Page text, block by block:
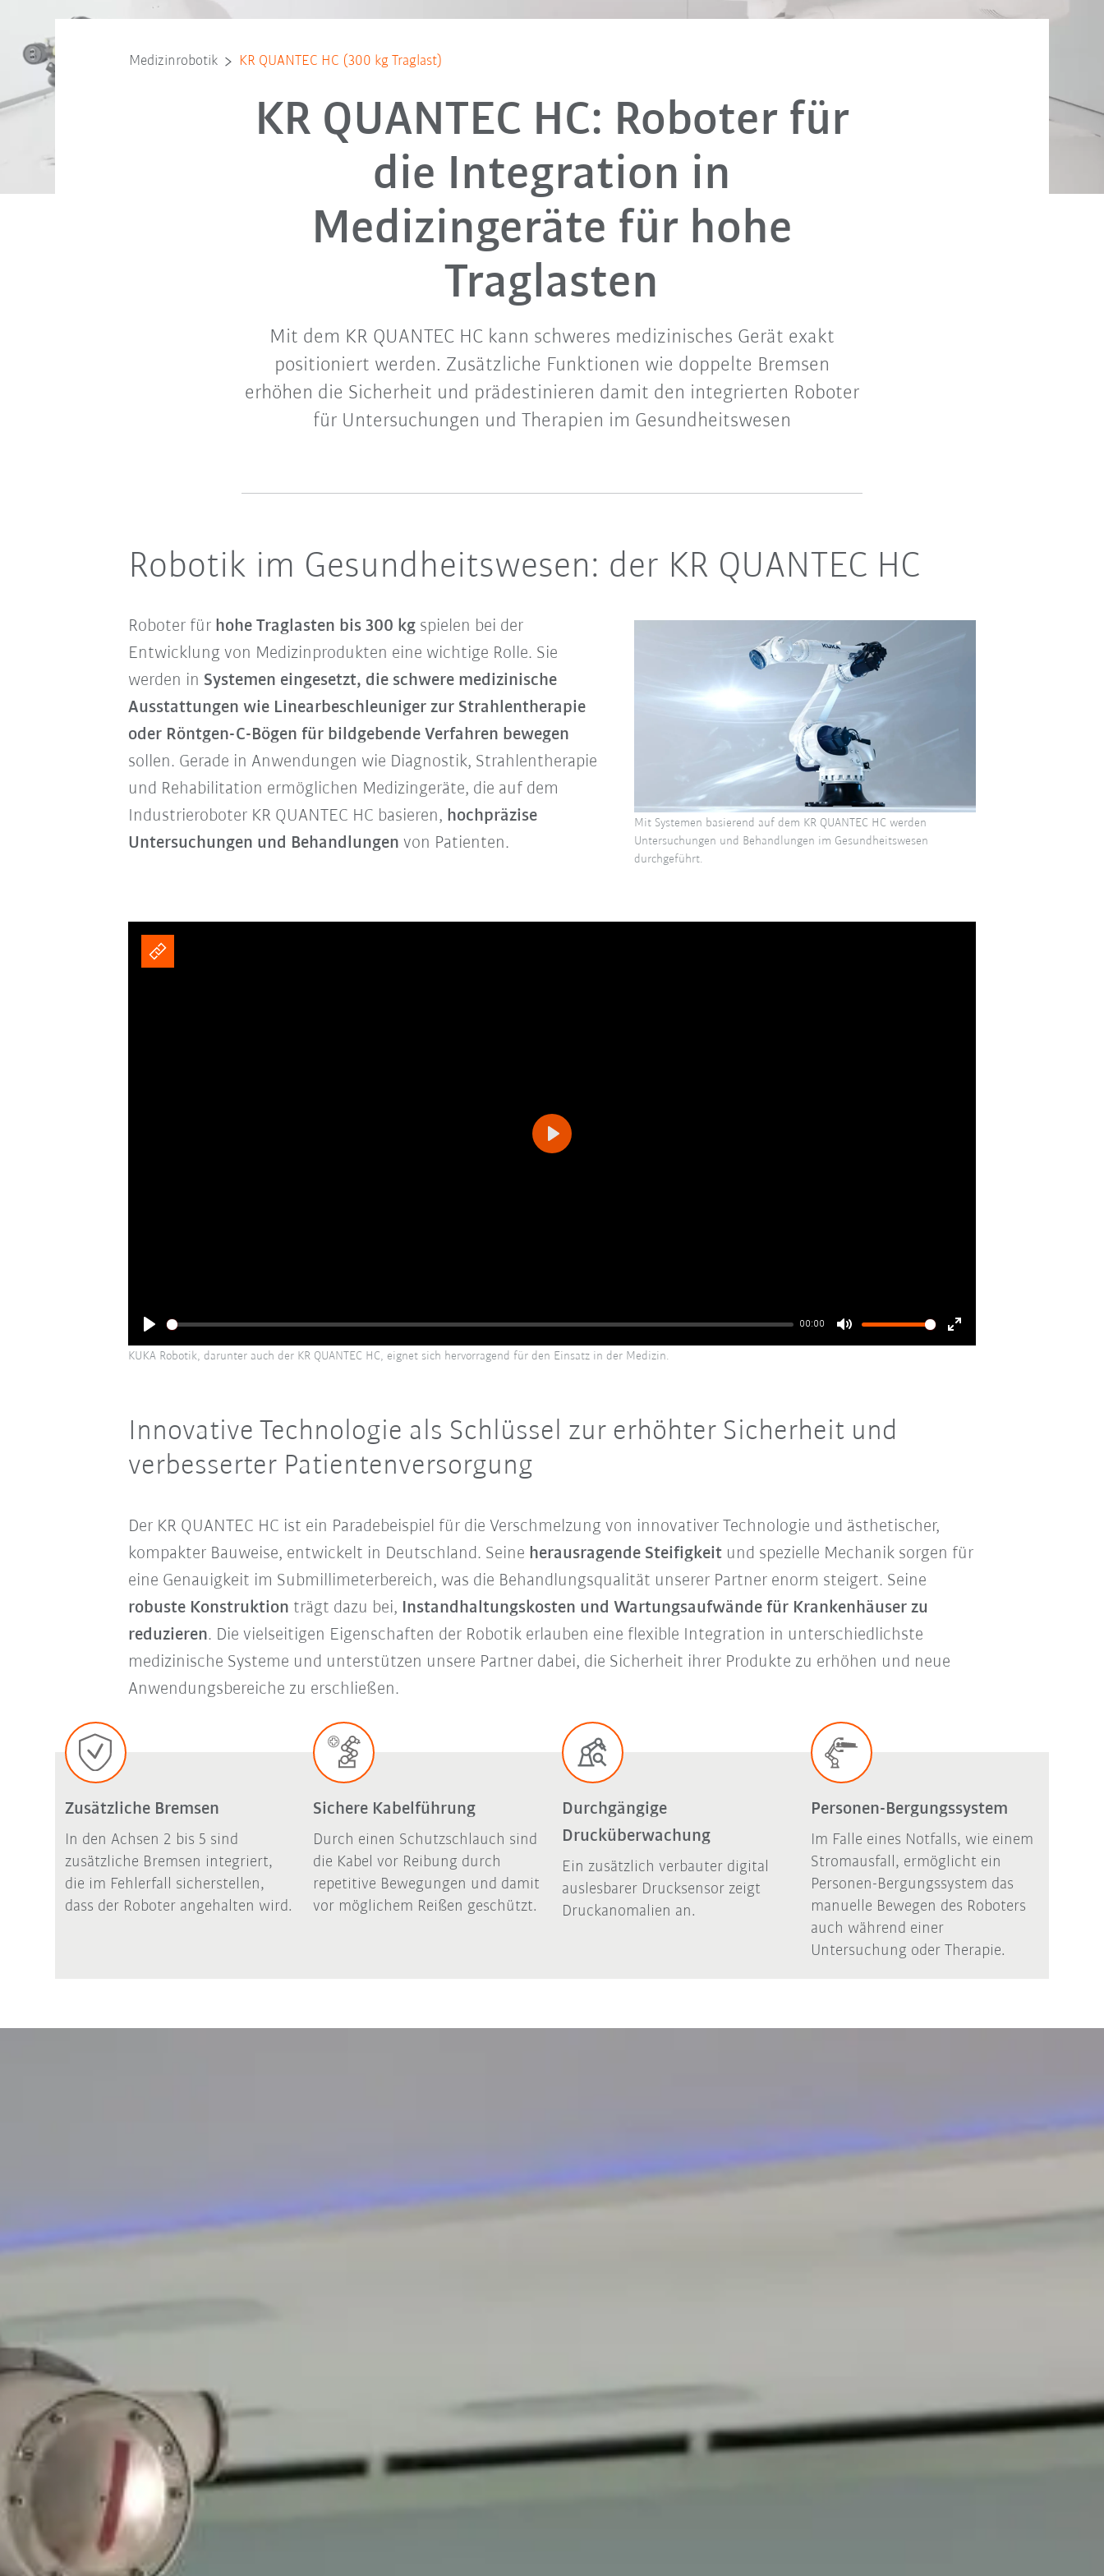
Medizinrobotik KR QUANTEC HC (300 kg Traglast)
KR QUANTEC HC: Roboter für
die Integration in
Medizingeräte für hohe
Traglasten
Mit dem KR QUANTEC HC kann schweres medizinisches Gerät exakt
positioniert werden. Zusätzliche Funktionen wie doppelte Bremsen
erhöhen die Sicherheit und prädestinieren damit den integrierten Roboter
für Untersuchungen und Therapien im Gesundheitswesen
Robotik im Gesundheitswesen: der KR QUANTEC HC
Roboter für hohe Traglasten bis 300 kgspielen bei der
Entwicklung von Medizinprodukten eine wichtige Rolle. Sie
werden in Systemen eingesetzt, die schwere medizinische
Ausstattungen wie Linearbeschleuniger zur Strahlentherapie
oder Röntgen-C-Bögen für bildgebende Verfahren bewegen
sollen. Gerade in Anwendungen wie Diagnostik, Strahlentherapie
und Rehabilitation ermöglichen Medizingeräte, die auf dem
Industrieroboter KR QUANTEC HC basieren, hochpräzise
Untersuchungen und Behandlungen von Patienten.
Mit Systemen basierend auf dem KR QUANTEC HC werden
Untersuchungen und Behandlungen im Gesundheitswesen
durchgeführt.
Play
00:00
Mute
Enter
Play
KUKA Robotik, darunter auch der KR QUANTEC HC, eignet sich hervorragend für den Einsatz in der Medizin.
Innovative Technologie als Schlüssel zur erhöhter Sicherheit und
verbesserter Patientenversorgung
Der KR QUANTEC HC ist ein Paradebeispiel für die Verschmelzung von innovativer Technologie und ästhetischer,
kompakter Bauweise, entwickelt in Deutschland. Seine herausragende Steifigkeit und spezielle Mechanik sorgen für
eine Genauigkeit im Submillimeterbereich, was die Behandlungsqualität unserer Partner enorm steigert. Seine
robuste Konstruktion trägt dazu bei, Instandhaltungskosten und Wartungsaufwände für Krankenhäuser zu
reduzieren. Die vielseitigen Eigenschaften der Robotik erlauben eine flexible Integration in unterschiedlichste
medizinische Systeme und unterstützen unsere Partner dabei, die Sicherheit ihrer Produkte zu erhöhen und neue
Anwendungsbereiche zu erschließen.
Zusätzliche Bremsen
In den Achsen 2 bis 5 sind
zusätzliche Bremsen integriert,
die im Fehlerfall sicherstellen,
dass der Roboter angehalten wird.
Sichere Kabelführung
Durch einen Schutzschlauch sind
die Kabel vor Reibung durch
repetitive Bewegungen und damit
vor möglichem Reißen geschützt.
Durchgängige
Drucküberwachung
Ein zusätzlich verbauter digital
auslesbarer Drucksensor zeigt
Druckanomalien an.
Personen-Bergungssystem
Im Falle eines Notfalls, wie einem
Stromausfall, ermöglicht ein
Personen-Bergungssystem das
manuelle Bewegen des Roboters
auch während einer
Untersuchung oder Therapie.